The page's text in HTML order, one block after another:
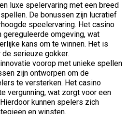
luxe spelervaring met een breed
De bonussen zijn lucratief
speelervaring. Het casino
omgeving, wat
kans om te winnen. Het is
serieuze gokker.
voorop met unieke spellen
zijn ontworpen om de
te versterken. Het casino
vergunning, wat zorgt voor een
kunnen spelers zich
en winsten.